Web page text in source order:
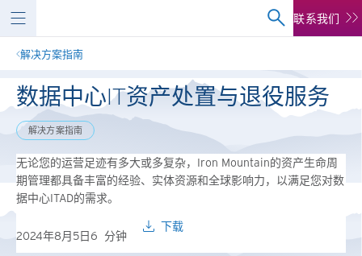
联系我们
解决方案指南
数据中心IT资产处置与退役服务
解决方案指南
无论您的运营足迹有多大或多复杂，Iron Mountain的资产生命周
期管理都具备丰富的经验、实体资源和全球影响力，以满足您对数
据中心ITAD的需求。
2024年8月5日6 分钟
下载